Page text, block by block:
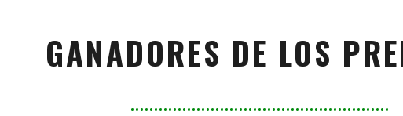
GANADORES DE LOS